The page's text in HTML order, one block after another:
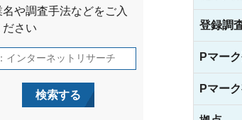
登録調
Pマー
Pマー